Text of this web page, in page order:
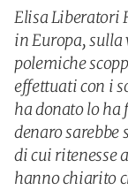
Elisa Liberatori
in Europa, sulla
polemiche
effettuati con i
ha donato lo ha
denaro sarebbe
di cui ritenesse
hanno chiarito